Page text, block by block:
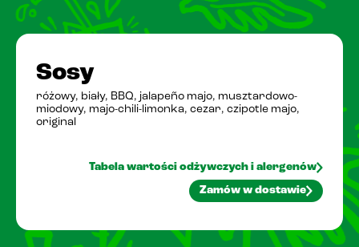
Sosy
różowy, biały, BBQ, jalapeño majo, musztardowo-
miodowy, majo-chili-limonka, cezar, czipotle majo,
original
Tabela wartości odżywczych i alergenów
Zamów w dostawie